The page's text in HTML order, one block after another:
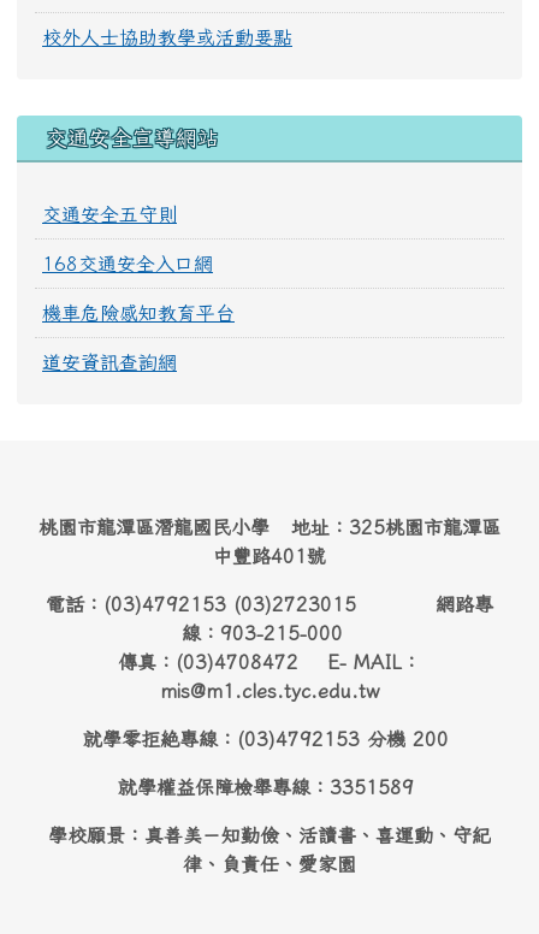
校外人士協助教學或活動要點
交通安全宣導網站
交通安全五守則
168交通安全入口網
機車危險感知教育平台
道安資訊查詢網
桃園市龍潭區潛龍國民小學 地址：325桃園市龍潭區
中豐路401號
電話：(03)4792153 (03)2723015 網路專
線：903-215-000
傳真：(03)4708472 E- MAIL：
mis@m1.cles.tyc.edu.tw
就學零拒絶專線：(03)4792153 分機 200
就學權益保障檢舉專線：3351589
學校願景：真善美－知勤儉、活讀書、喜運動、守紀
律、負責任、愛家園